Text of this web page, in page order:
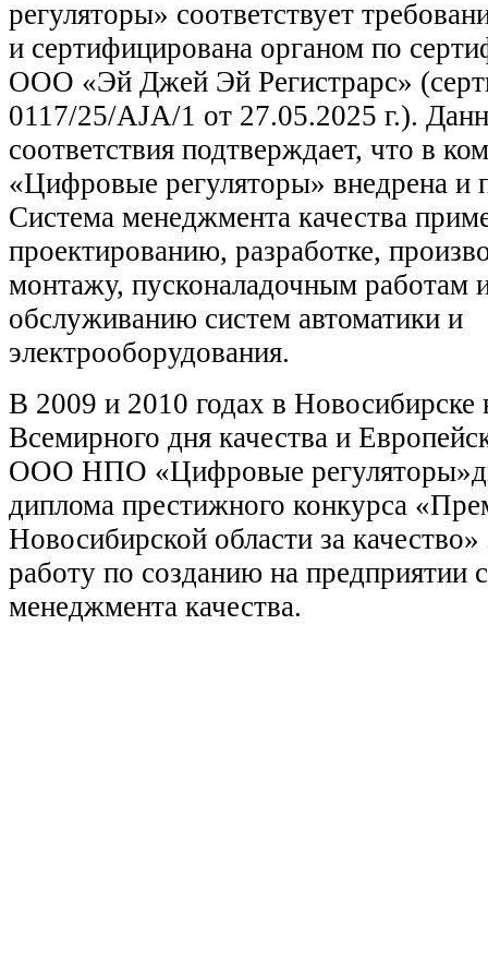
регуляторы» соответствует
и сертифицирована органом по
ООО «Эй Джей Эй Регистрарс»
0117/25/AJA/1 от 27.05.2025 г.).
соответствия подтверждает, что в
«Цифровые регуляторы» внедрена и
Система менеджмента качества
проектированию, разработке,
монтажу, пусконаладочным работам
обслуживанию систем автоматики и
электрооборудования.
В 2009 и 2010 годах в Новосибирске
Всемирного дня качества и
ООО НПО «Цифровые
диплома престижного конкурса
Новосибирской области за
работу по созданию на предприятии
менеджмента качества.